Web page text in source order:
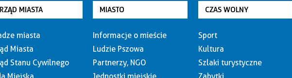
MIASTA
miasta
Miasta
Stanu Cywilnego
MIASTO
Informacje o mieście
Ludzie Pszowa
Partnerzy, NGO
CZAS WOLNY
Sport
Kultura
Szlaki turystyczne